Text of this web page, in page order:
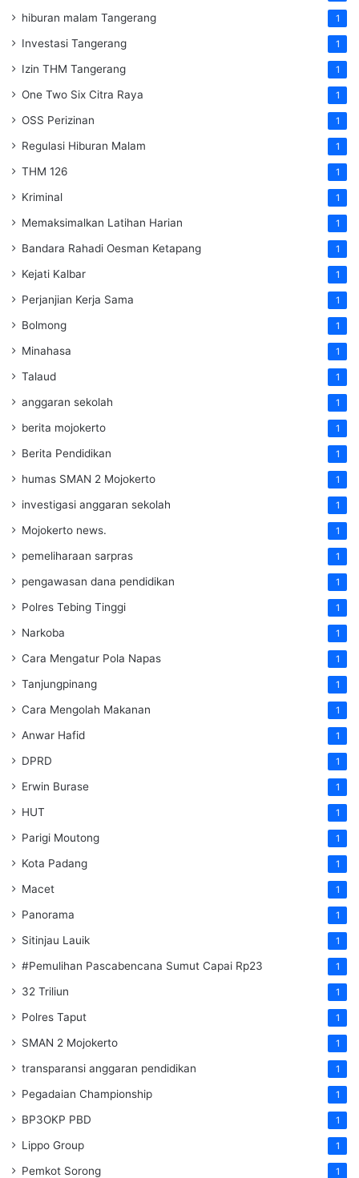
hiburan malam Tangerang 1
Investasi Tangerang 1
Izin THM Tangerang 1
One Two Six Citra Raya 1
OSS Perizinan 1
Regulasi Hiburan Malam 1
THM 126 1
Kriminal 1
Memaksimalkan Latihan Harian 1
Bandara Rahadi Oesman Ketapang 1
Kejati Kalbar 1
Perjanjian Kerja Sama 1
Bolmong 1
Minahasa 1
Talaud 1
anggaran sekolah 1
berita mojokerto 1
Berita Pendidikan 1
humas SMAN 2 Mojokerto 1
investigasi anggaran sekolah 1
Mojokerto news. 1
pemeliharaan sarpras 1
pengawasan dana pendidikan 1
Polres Tebing Tinggi 1
Narkoba 1
Cara Mengatur Pola Napas 1
Tanjungpinang 1
Cara Mengolah Makanan 1
Anwar Hafid 1
DPRD 1
Erwin Burase 1
HUT 1
Parigi Moutong 1
Kota Padang 1
Macet 1
Panorama 1
Sitinjau Lauik 1
#Pemulihan Pascabencana Sumut Capai Rp23 1
32 Triliun 1
Polres Taput 1
SMAN 2 Mojokerto 1
transparansi anggaran pendidikan 1
Pegadaian Championship 1
BP3OKP PBD 1
Lippo Group 1
Pemkot Sorong 1